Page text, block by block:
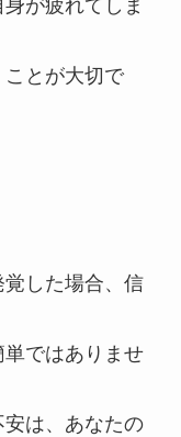
が疲れてしま
とが大切で
した場合、信
ではありませ
は、あなたの